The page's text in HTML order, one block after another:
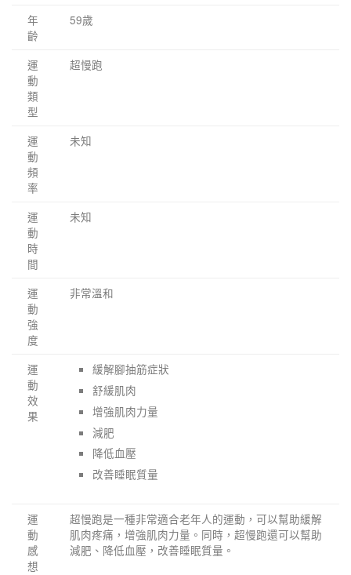
年
齡
59歲
運
動
類
型
超慢跑
運
動
頻
率
未知
運
動
時
間
未知
運
動
強
度
非常溫和
運
動
效
果
緩解腳抽筋症狀
舒緩肌肉
增強肌肉力量
減肥
降低血壓
改善睡眠質量
運
動
感
想
超慢跑是一種非常適合老年人的運動，可以幫助緩解
肌肉疼痛，增強肌肉力量。同時，超慢跑還可以幫助
減肥、降低血壓，改善睡眠質量。